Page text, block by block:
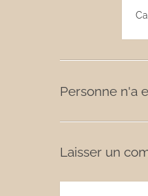
Personne n'a
Laisser un